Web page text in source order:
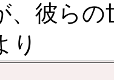
、彼ら
り